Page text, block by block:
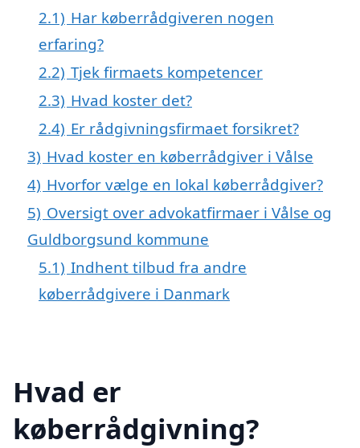
2.1) Har køberrådgiveren nogen
erfaring?
2.2) Tjek firmaets kompetencer
2.3) Hvad koster det?
2.4) Er rådgivningsfirmaet forsikret?
3) Hvad koster en køberrådgiver i Vålse
4) Hvorfor vælge en lokal køberrådgiver?
5) Oversigt over advokatfirmaer i Vålse og
Guldborgsund kommune
5.1) Indhent tilbud fra andre
køberrådgivere i Danmark
Hvad er
køberrådgivning?